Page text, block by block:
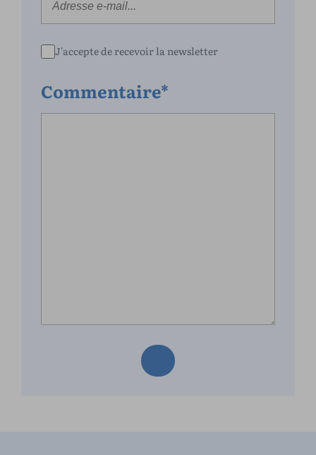
J'accepte de recevoir la newsletter
Commentaire*